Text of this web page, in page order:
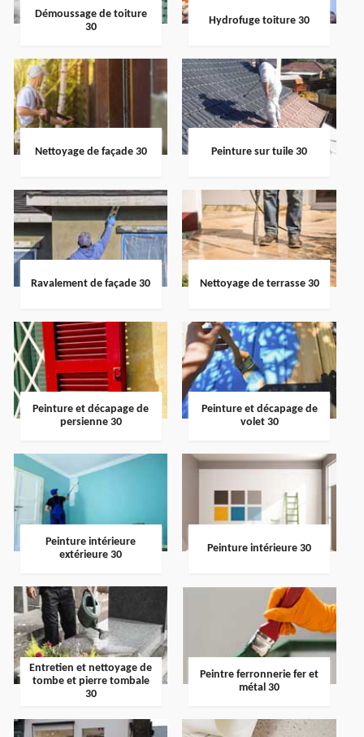
Démoussage de toiture
30
Hydrofuge toiture 30
Nettoyage de façade 30 Peinture sur tuile 30
Ravalement de façade 30 Nettoyage de terrasse 30
Peinture et décapage de
persienne 30
Peinture et décapage de
volet 30
Peinture intérieure
extérieure 30
Peinture intérieure 30
Entretien et nettoyage de
tombe et pierre tombale
30
Peintre ferronnerie fer et
métal 30